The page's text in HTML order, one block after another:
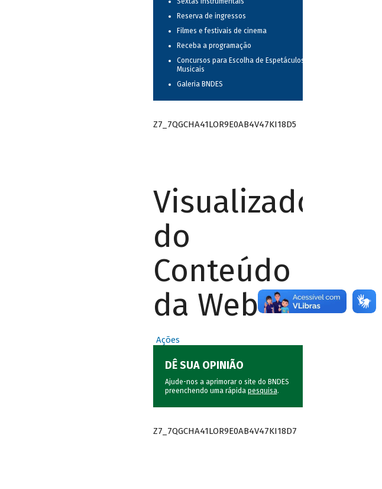
Reserva de ingressos
Filmes e festivais de cinema
Receba a programação
Concursos para Escolha de Espetáculos
Musicais
Galeria BNDES
Z7_7QGCHA41LOR9E0AB4V47KI18D5
Visualizador
do
Conteúdo
da Web
Ações
DÊ SUA OPINIÃO
Ajude-nos a aprimorar o site do BNDES
preenchendo uma rápida pesquisa.
Z7_7QGCHA41LOR9E0AB4V47KI18D7